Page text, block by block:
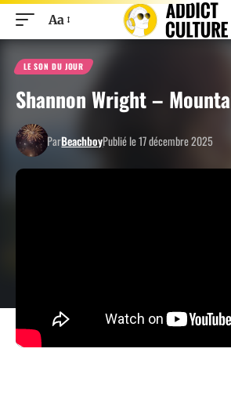
Aa
LE SON DU JOUR
Shannon Wright –
ParBeachboyPublié le 17 décembre 2025